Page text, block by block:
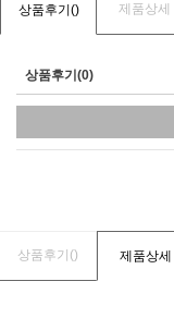
상품후기() 제품상세
상품후기(0)
상품후기() 제품상세